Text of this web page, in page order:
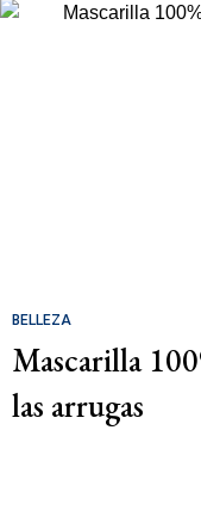
BELLEZA
Mascarilla
las arrugas